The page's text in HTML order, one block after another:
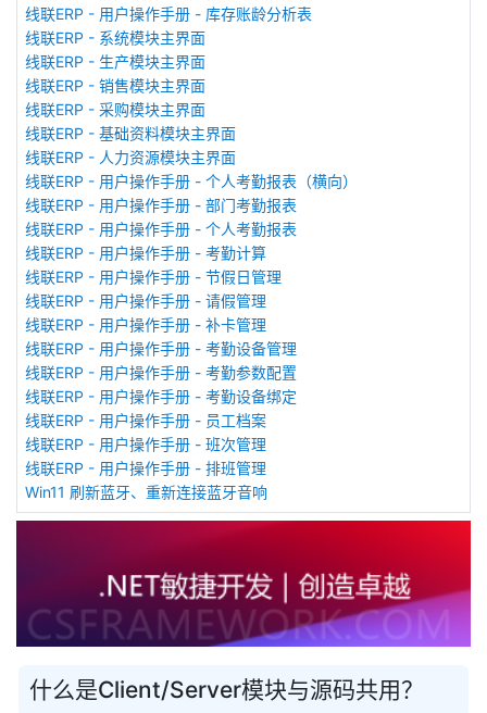
线联ERP - 用户操作手册 - 库存账龄分析表
线联ERP - 系统模块主界面
线联ERP - 生产模块主界面
线联ERP - 销售模块主界面
线联ERP - 采购模块主界面
线联ERP - 基础资料模块主界面
线联ERP - 人力资源模块主界面
线联ERP - 用户操作手册 - 个人考勤报表（横向）
线联ERP - 用户操作手册 - 部门考勤报表
线联ERP - 用户操作手册 - 个人考勤报表
线联ERP - 用户操作手册 - 考勤计算
线联ERP - 用户操作手册 - 节假日管理
线联ERP - 用户操作手册 - 请假管理
线联ERP - 用户操作手册 - 补卡管理
线联ERP - 用户操作手册 - 考勤设备管理
线联ERP - 用户操作手册 - 考勤参数配置
线联ERP - 用户操作手册 - 考勤设备绑定
线联ERP - 用户操作手册 - 员工档案
线联ERP - 用户操作手册 - 班次管理
线联ERP - 用户操作手册 - 排班管理
Win11 刷新蓝牙、重新连接蓝牙音响
什么是Client/Server模块与源码共用？